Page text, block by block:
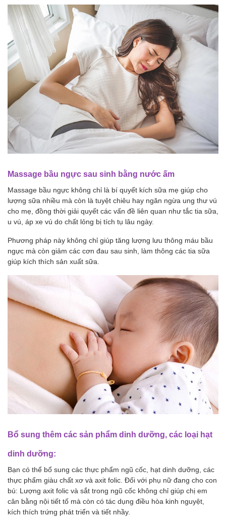
Massage bầu ngực sau sinh bằng nước ấm
Massage bầu ngực không chỉ là bí quyết kích sữa mẹ giúp cho
lượng sữa nhiều mà còn là tuyệt chiêu hay ngăn ngừa ung thư vú
cho mẹ, đồng thời giải quyết các vấn đề liên quan như tắc tia sữa,
u vú, áp xe vú do chất lỏng bị tích tụ lâu ngày.
Phương pháp này không chỉ giúp tăng lượng lưu thông máu bầu
ngực mà còn giảm các cơn đau sau sinh, làm thông các tia sữa
giúp kích thích sản xuất sữa.
Bổ sung thêm các sản phẩm dinh dưỡng, các loại hạt
dinh dưỡng:
Bạn có thể bổ sung các thực phẩm ngũ cốc, hạt dinh dưỡng, các
thực phẩm giàu chất xơ và axit folic. Đối với phụ nữ đang cho con
bú: Lượng axit folic và sắt trong ngũ cốc không chỉ giúp chị em
cân bằng nội tiết tố mà còn có tác dụng điều hòa kinh nguyệt,
kích thích trứng phát triển và tiết nhầy.